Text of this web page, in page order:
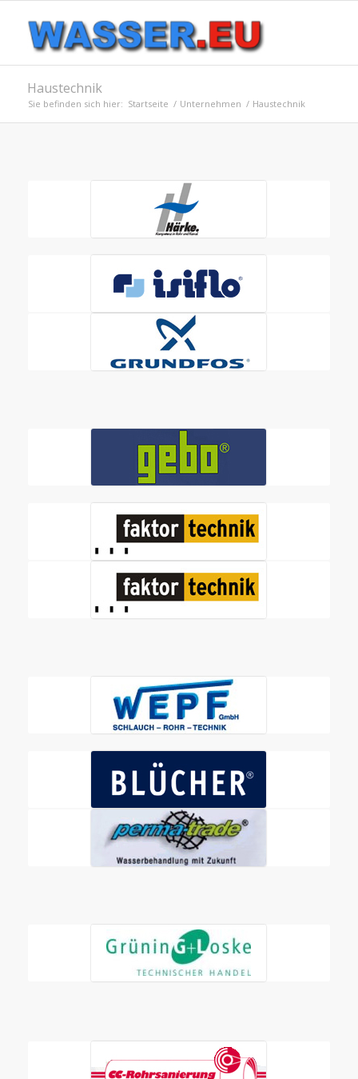
Haustechnik
Sie befinden sich hier: Startseite / Unternehmen / Haustechnik